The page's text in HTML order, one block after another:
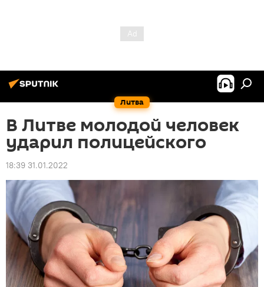
Литва
В Литве молодой человек
ударил полицейского
18:39 31.01.2022